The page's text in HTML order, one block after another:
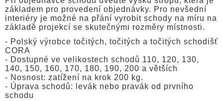
základem pro provedení objednávky. Pro nevšední
interiéry je možné na přání vyrobit schody na míru na
základě projekcí se skutečnými rozměry místnosti.
- Polský výrobce točitých, točitých a točitých schodišť
CORA
- Dostupné ve velikostech schodů 110, 120, 130,
140, 150, 160, 170, 180, 190, 200 a větších
- Nosnost: zatížení na krok 200 kg.
- Úprava schodů: levák nebo pravák od prvního
schodu